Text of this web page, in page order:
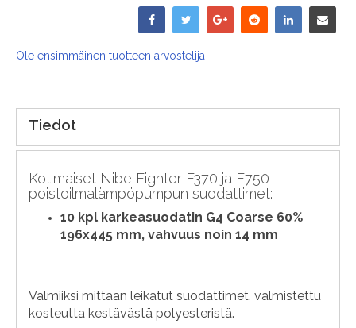
Ole ensimmäinen tuotteen arvostelija
Tiedot
Kotimaiset Nibe Fighter F370 ja F750
poistoilmalämpöpumpun suodattimet:
10 kpl karkeasuodatin G4 Coarse 60%
196x445 mm, vahvuus noin 14 mm
Valmiiksi mittaan leikatut suodattimet, valmistettu
kosteutta kestävästä polyesteristä.